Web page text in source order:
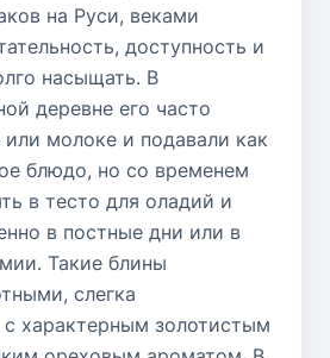
на Руси, веками
доступность и
насыщать. В
деревне его часто
молоке и подавали как
блюдо, но со временем
в тесто для оладий и
в постные дни или в
Такие блины
слегка
характерным золотистым